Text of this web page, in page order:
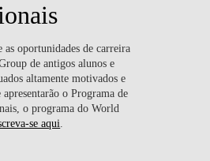
as oportunidades de carreira
de antigos alunos e
altamente motivados e
apresentarão o Programa de
o programa do World
se aqui